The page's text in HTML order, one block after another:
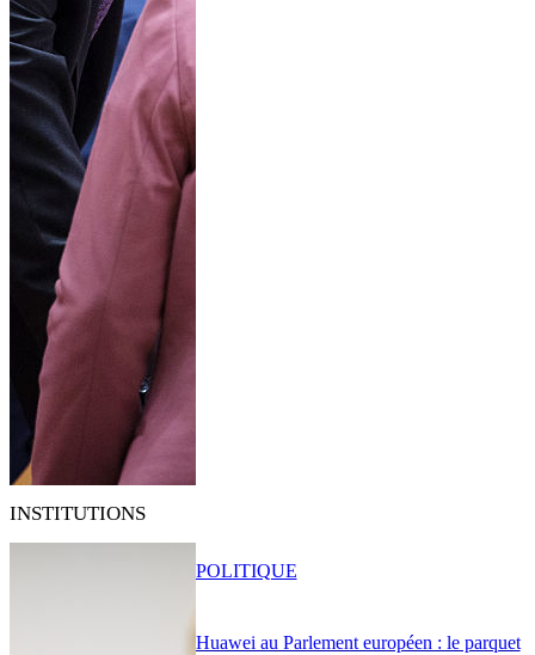
INSTITUTIONS
Huawei au Parlement européen : le parquet
POLITIQUE